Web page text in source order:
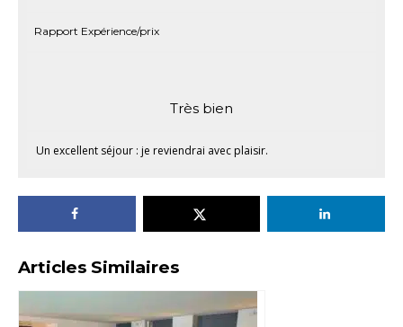
Rapport Expérience/prix
Très bien
Un excellent séjour : je reviendrai avec plaisir.
Articles Similaires